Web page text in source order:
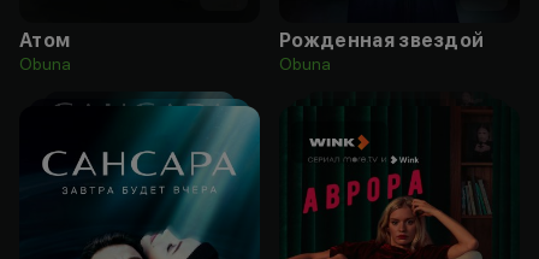
Атом
Obuna
Рожденная звездой
Obuna